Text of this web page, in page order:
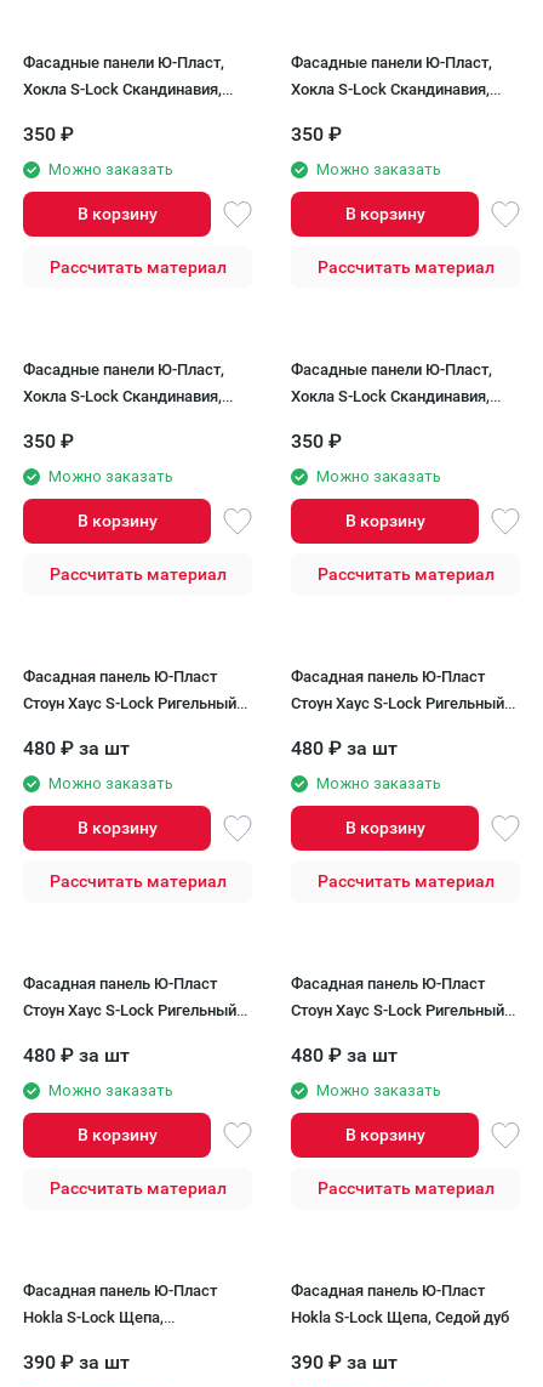
Фасадные панели Ю-Пласт,
Хокла S-Lock Скандинавия,
350 ₽
Можно заказать
В корзину
Рассчитать материал
Фасадные панели Ю-Пласт,
Хокла S-Lock Скандинавия,
350 ₽
Можно заказать
В корзину
Рассчитать материал
Фасадные панели Ю-Пласт,
Хокла S-Lock Скандинавия,
350 ₽
Можно заказать
В корзину
Рассчитать материал
Фасадные панели Ю-Пласт,
Хокла S-Lock Скандинавия,
350 ₽
Можно заказать
В корзину
Рассчитать материал
Фасадная панель Ю-Пласт
Стоун Хаус S-Lock Ригельный
480 ₽ за шт
Можно заказать
В корзину
Рассчитать материал
Фасадная панель Ю-Пласт
Стоун Хаус S-Lock Ригельный
480 ₽ за шт
Можно заказать
В корзину
Рассчитать материал
Фасадная панель Ю-Пласт
Стоун Хаус S-Lock Ригельный
480 ₽ за шт
Можно заказать
В корзину
Рассчитать материал
Фасадная панель Ю-Пласт
Стоун Хаус S-Lock Ригельный
480 ₽ за шт
Можно заказать
В корзину
Рассчитать материал
Фасадная панель Ю-Пласт
Hokla S-Lock Щепа,
390 ₽ за шт
Фасадная панель Ю-Пласт
Hokla S-Lock Щепа, Седой дуб
390 ₽ за шт